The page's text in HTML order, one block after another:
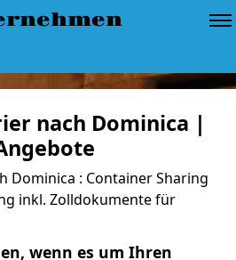
nach Dominica |
Dominica : Container Sharing
inkl. Zolldokumente für
wenn es um Ihren